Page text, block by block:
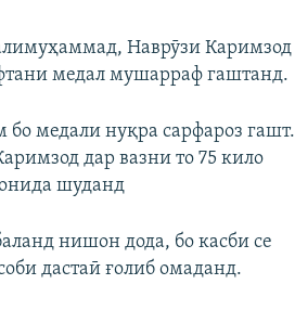
Наврӯзи Каримзод
медал мушарраф гаштанд.
бо медали нуқра сарфароз гашт.
дар вазни то 75 кило
шуданд
нишон дода, бо касби се
дастаӣ ғолиб омаданд.